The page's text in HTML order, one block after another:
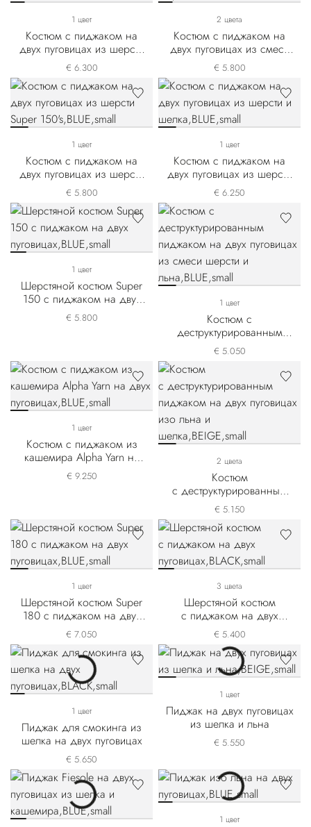
1 цвет
Костюм с пиджаком на
двух пуговицах из шерсти
и шелка
€ 6.300
2 цвета
Костюм с пиджаком на
двух пуговицах из смеси
шерсти и шелка
€ 5.800
1 цвет
Костюм с пиджаком на
двух пуговицах из шерсти
Super 150's
€ 5.800
1 цвет
Костюм с пиджаком на
двух пуговицах из шерсти
и шелка
€ 6.250
1 цвет
Шерстяной костюм Super
150 с пиджаком на двух
пуговицах
€ 5.800
1 цвет
Костюм с
деструктурированным
пиджаком на двух
пуговицах из смеси
шерсти и льна
€ 5.050
1 цвет
Костюм с пиджаком из
кашемира Alpha Yarn на
двух пуговицах
€ 9.250
2 цвета
Костюм
с деструктурированным
пиджаком на двух
пуговицах изо льна и
шелка
€ 5.150
1 цвет
Шерстяной костюм Super
180 с пиджаком на двух
пуговицах
€ 7.050
3 цвета
Шерстяной костюм
с пиджаком на двух
пуговицах
€ 5.400
1 цвет
Пиджак для смокинга из
шелка на двух пуговицах
€ 5.650
1 цвет
Пиджак на двух пуговицах
из шелка и льна
€ 5.550
1 цвет